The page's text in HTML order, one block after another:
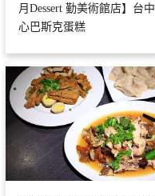
月Dessert 勤美術館店】台
心巴斯克蛋糕